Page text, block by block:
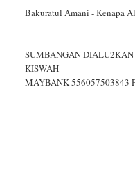
Bakuratul Amani - Kenapa
SUMBANGAN
KISWAH -
MAYBANK 556057503843